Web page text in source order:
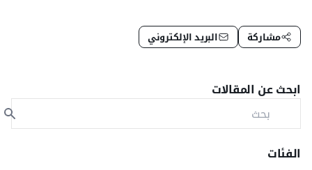
مشاركة البريد الإلكتروني
ابحث عن المقالات
الفئات